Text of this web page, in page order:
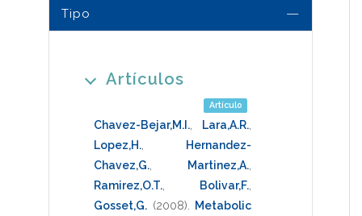
Tipo
Artículos
Artículo
Chavez-Bejar,M.I. Lara,A.R.
Lopez,H.
Hernandez-
Chavez,G.
Martinez,A.
Ramirez,O.T.
Bolivar,F.
Gosset,G. (2008)
Metabolic